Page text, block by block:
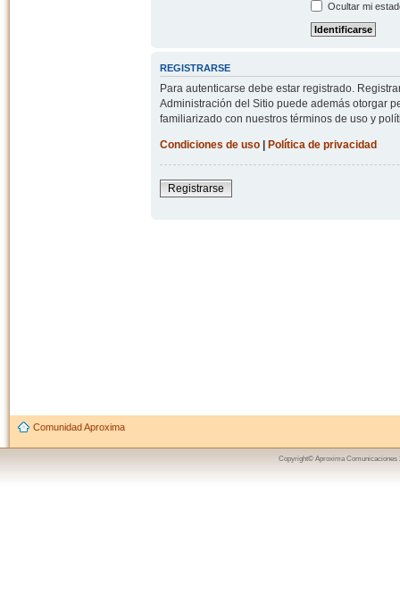
Ocultar mi
REGISTRARSE
Para autenticarse debe estar registrado.
Administración del Sitio puede además otorgar
familiarizado con nuestros términos de uso y
Condiciones de uso| Política de privacidad
Registrarse
Comunidad Aproxima
Copyright© Aproxima Comunicaciones